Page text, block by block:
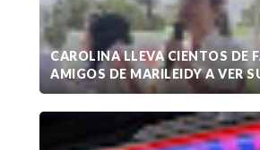
CAROLINA LLEVA CIENTOS DE
AMIGOS DE MARILEIDY A VER